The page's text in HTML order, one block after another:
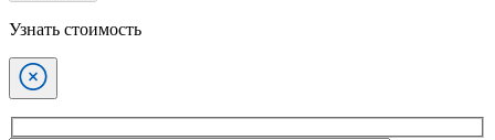
Узнать стоимость